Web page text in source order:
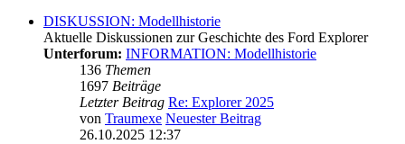
DISKUSSION: Modellhistorie
Aktuelle Diskussionen zur Geschichte des Ford Explorer
Unterforum: INFORMATION: Modellhistorie
136 Themen
1697 Beiträge
Letzter Beitrag Re: Explorer 2025
von Traumexe Neuester Beitrag
26.10.2025 12:37